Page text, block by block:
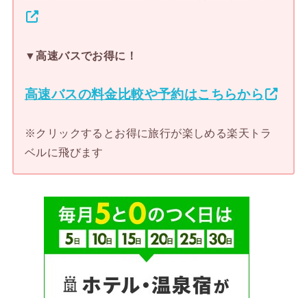
▼高速バスでお得に！
高速バスの料金比較や予約はこちらから
※クリックするとお得に旅行が楽しめる楽天トラ
ベルに飛びます